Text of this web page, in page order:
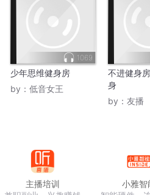
1069
少年思维健身房
by： 低音女王
不进健身
身
by： 友播
主播培训
小雅智